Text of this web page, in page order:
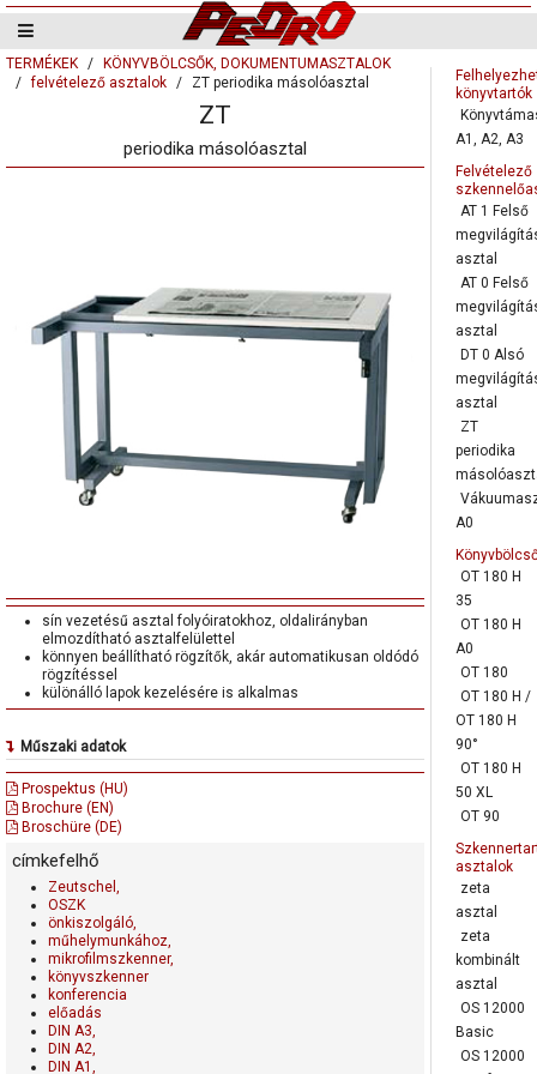
TERMÉKEK
KÖNYVBÖLCSŐK, DOKUMENTUMASZTALOK
felvételező asztalok
ZT periodika másolóasztal
ZT
periodika másolóasztal
sín vezetésű asztal folyóiratokhoz, oldalirányban
elmozdítható asztalfelülettel
könnyen beállítható rögzítők, akár automatikusan oldódó
rögzítéssel
különálló lapok kezelésére is alkalmas
Műszaki adatok
Max. nyitott könyv mérete: 906 × 640 mm (kérésre:
1,000 × 700 mm)
Munakvégzés magassága: 800 mm
Méretek: (sz×mé×ma) 1,180×723×697 mm
Prospektus (HU)
Brochure (EN)
Broschüre (DE)
címkefelhő
Zeutschel,
OSZK
önkiszolgáló,
műhelymunkához,
mikrofilmszkenner,
könyvszkenner
konferencia
előadás
DIN A3,
DIN A2,
DIN A1,
könyvtartók
A1, A2, A3
Felvételező
AT 1 Felső
asztal
AT 0 Felső
asztal
DT 0 Alsó
asztal
ZT
periodika
A0
OT 180 H
35
OT 180 H
A0
OT 180
OT 180 H /
OT 180 H
90°
OT 180 H
50 XL
OT 90
asztalok
zeta
asztal
zeta
kombinált
asztal
OS 12000
Basic
OS 12000